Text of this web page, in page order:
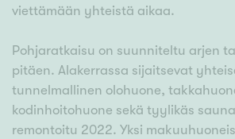
viettämään yhteistä aikaa.
Pohjaratkaisu on suunniteltu arjen
pitäen. Alakerrassa sijaitsevat
tunnelmallinen olohuone,
kodinhoitohuone sekä tyylikäs
remontoitu 2022. Yksi